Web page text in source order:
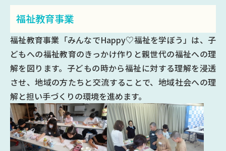
福祉教育事業
福祉教育事業「みんなでHappy♡福祉を学ぼう」は、子
どもへの福祉教育のきっかけ作りと親世代の福祉への理
解を図ります。子どもの時から福祉に対する理解を浸透
させ、地域の方たちと交流することで、地域社会への理
解と担い手づくりの環境を進めます。